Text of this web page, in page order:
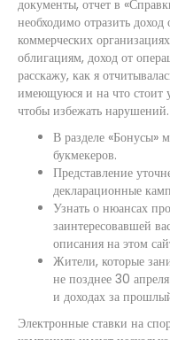
документы, отчет в
необходимо отразить
коммерческих
облигациям, доход от
расскажу, как я
имеющуюся и на что стоит
чтобы избежать нарушений.
В разделе «Бонусы»
букмекеров.
Представление
декларационные
Узнать о нюансах
заинтересовавшей
описания на этом
Жители, которые
не позднее 30
и доходах за
Электронные ставки на